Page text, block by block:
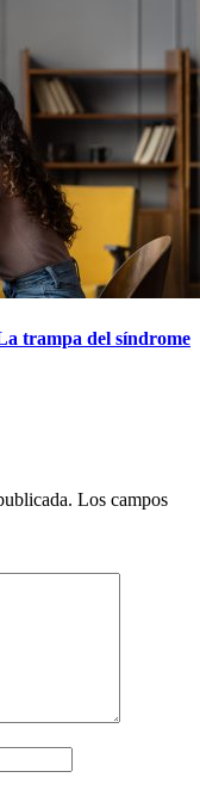
trampa del síndrome
Los campos